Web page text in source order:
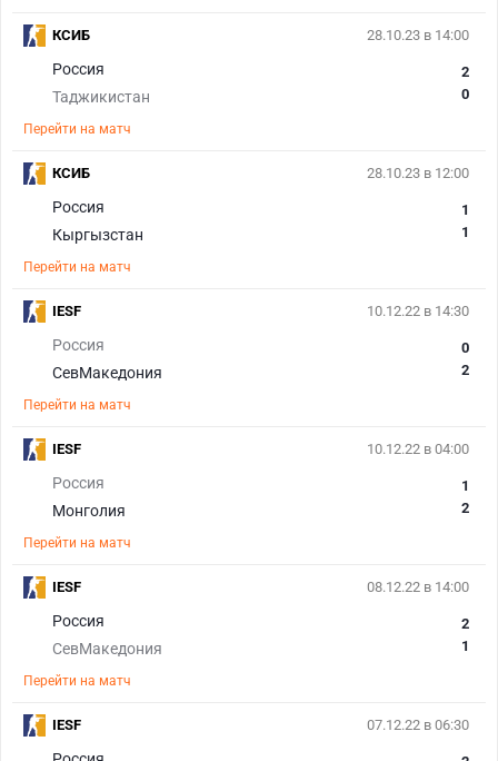
28.10.23 в 14:00
Россия
Таджикистан
2
0
Перейти на матч
КСИБ
28.10.23 в 12:00
Россия
Кыргызстан
1
1
Перейти на матч
КСИБ
10.12.22 в 14:30
Россия
СевМакедония
0
2
Перейти на матч
IESF
10.12.22 в 04:00
Россия
Монголия
1
2
Перейти на матч
IESF
08.12.22 в 14:00
Россия
СевМакедония
2
1
Перейти на матч
IESF
07.12.22 в 06:30
IESF